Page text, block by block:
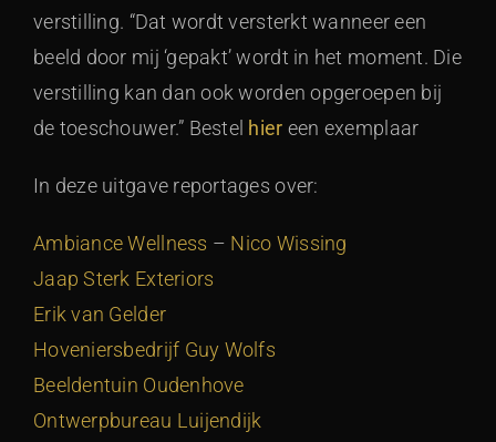
verstilling. “Dat wordt versterkt wanneer een
beeld door mij ‘gepakt’ wordt in het moment. Die
verstilling kan dan ook worden opgeroepen bij
de toeschouwer.” Bestel hier een exemplaar
In deze uitgave reportages over:
Ambiance Wellness – Nico Wissing
Jaap Sterk Exteriors
Erik van Gelder
Hoveniersbedrijf Guy Wolfs
Beeldentuin Oudenhove
Ontwerpbureau Luijendijk